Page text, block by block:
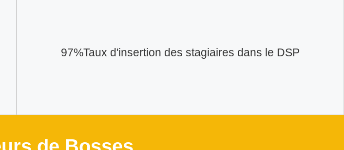
97%Taux d'insertion des stagiaires dans le DSP